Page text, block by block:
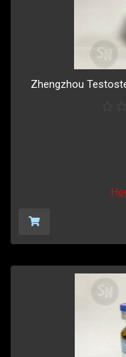
Zhengzhou